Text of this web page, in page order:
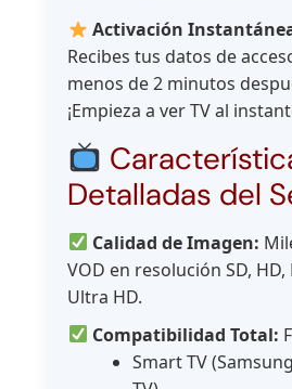
Activación
Recibes tus datos de
menos de 2 minutos
¡Empieza a ver TV al
Detalladas del
Calidad de Imagen:
VOD en resolución SD, HD,
Ultra HD.
Compatibilidad Total:
Smart TV